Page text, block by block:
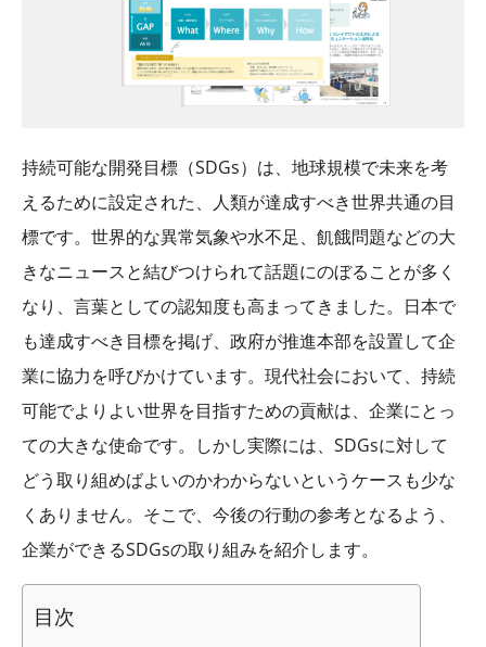
持続可能な開発目標（SDGs）は、地球規模で未来を考
えるために設定された、人類が達成すべき世界共通の目
標です。世界的な異常気象や水不足、飢餓問題などの大
きなニュースと結びつけられて話題にのぼることが多く
なり、言葉としての認知度も高まってきました。日本で
も達成すべき目標を掲げ、政府が推進本部を設置して企
業に協力を呼びかけています。現代社会において、持続
可能でよりよい世界を目指すための貢献は、企業にとっ
ての大きな使命です。しかし実際には、 SDGsに対して
どう取り組めばよいのかわからないというケースも少な
くありません。そこで、今後の行動の参考となるよう、
企業ができるSDGsの取り組みを紹介します。
目次